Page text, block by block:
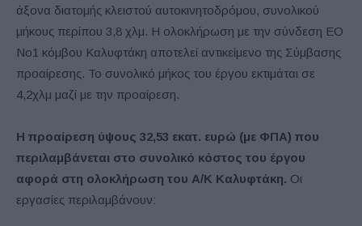
άξονα διατομής κλειστού αυτοκινητοδρόμου, συνολικού
μήκους περίπου 3,8 χλμ. Η ολοκλήρωση με την σύνδεση ΕΟ
Νο1 κόμβου Καλυφτάκη αποτελεί αντικείμενο της Σύμβασης
προαίρεσης. Το συνολικό μήκος του έργου εκτιμάται σε
4,2χλμ μαζί με την προαίρεση.
Η προαίρεση ύψους 32,53 εκατ. ευρώ (με ΦΠΑ) που
περιλαμβάνεται στο συνολικό κόστος του έργου
αφορά στη ολοκλήρωση του Α/Κ Καλυφτάκη. Οι
εργασίες περιλαμβάνουν: